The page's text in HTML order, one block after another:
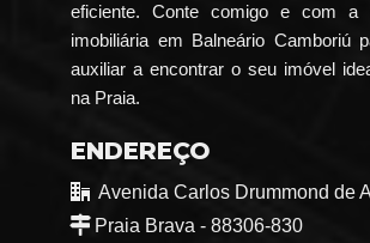
eficiente. Conte comigo e com a
imobiliária em Balneário Camboriú
auxiliar a encontrar o seu imóvel
na Praia.
ENDEREÇO
Avenida Carlos Drummond de
Praia Brava - 88306-830